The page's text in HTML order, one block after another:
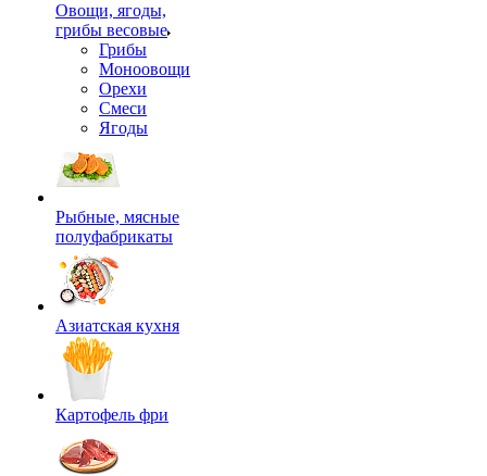
Овощи, ягоды,
грибы весовые
Грибы
Моноовощи
Орехи
Смеси
Ягоды
Рыбные, мясные
полуфабрикаты
Азиатская кухня
Картофель фри